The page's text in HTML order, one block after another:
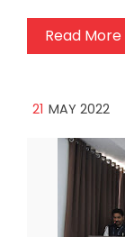
Read More
21 MAY 2022